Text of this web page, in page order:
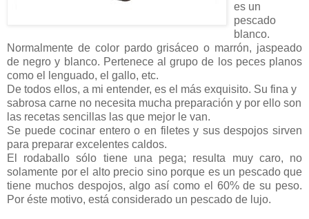
es un
pescado
blanco.
Normalmente de color pardo grisáceo o marrón, jaspeado
de negro y blanco. Pertenece al grupo de los peces planos
como el lenguado, el gallo, etc.
De todos ellos, a mi entender, es el más exquisito. Su fina y
sabrosa carne no necesita mucha preparación y por ello son
las recetas sencillas las que mejor le van.
Se puede cocinar entero o en filetes y sus despojos sirven
para preparar excelentes caldos.
El rodaballo sólo tiene una pega; resulta muy caro, no
solamente por el alto precio sino porque es un pescado que
tiene muchos despojos, algo así como el 60% de su peso.
Por éste motivo, está considerado un pescado de lujo.